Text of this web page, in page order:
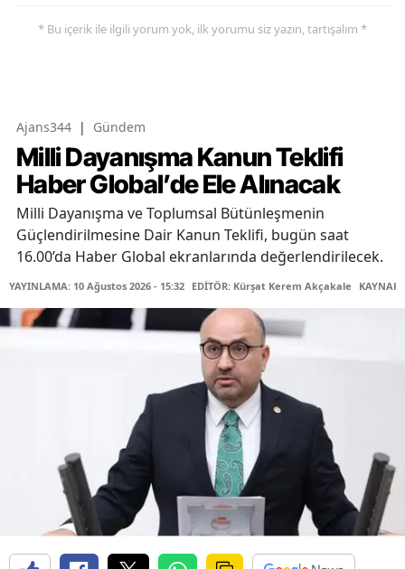
* Bu içerik ile ilgili yorum yok, ilk yorumu siz yazın, tartışalım *
Ajans344 | Gündem
Milli Dayanışma Kanun Teklifi
Haber Global’de Ele Alınacak
Milli Dayanışma ve Toplumsal Bütünleşmenin
Güçlendirilmesine Dair Kanun Teklifi, bugün saat
16.00’da Haber Global ekranlarında değerlendirilecek.
YAYINLAMA: 10 Ağustos 2026 - 15:32 EDİTÖR: Kürşat Kerem Akçakale